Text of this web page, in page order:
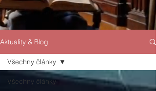
Aktuality & Blog
Všechny články
Všechny články